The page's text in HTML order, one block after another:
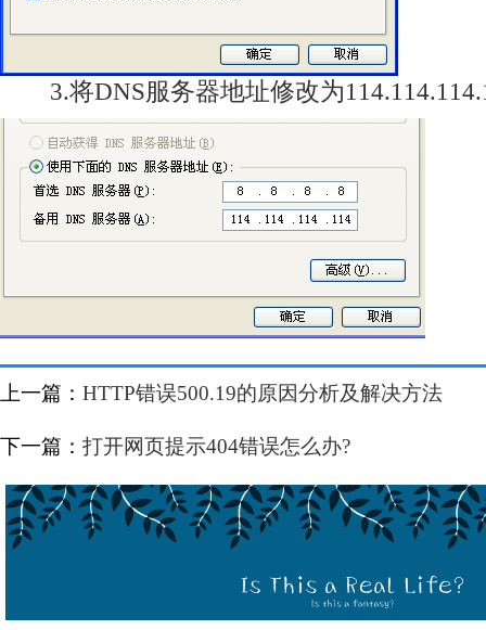
3.将DNS服务器地址修改为
上一篇： HTTP错误500.19的原因分析及解决方法
下一篇： 打开网页提示404错误怎么办?